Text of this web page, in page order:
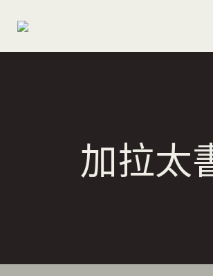
聯絡
奉獻支持
加拉太